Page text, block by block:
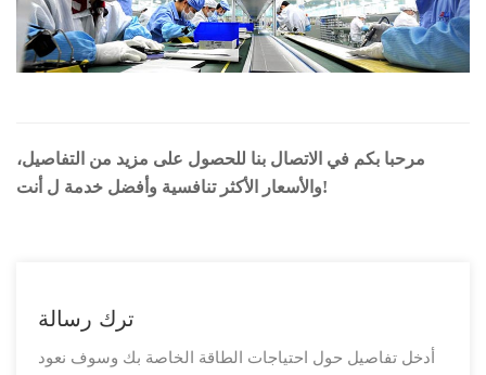
مرحبا بكم في الاتصال بنا للحصول على مزيد من التفاصيل،
والأسعار الأكثر تنافسية وأفضل خدمة ل أنت!
ترك رسالة
أدخل تفاصيل حول احتياجات الطاقة الخاصة بك وسوف نعود